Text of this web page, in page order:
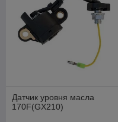
Датчик уровня масла
170F(GX210)